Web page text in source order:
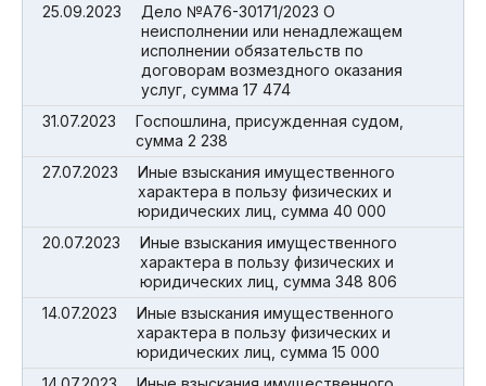
25.09.2023
Дело №А76-30171/2023 О
неисполнении или ненадлежащем
исполнении обязательств по
договорам возмездного оказания
услуг, сумма 17 474
31.07.2023
Госпошлина, присужденная судом,
сумма 2 238
27.07.2023
Иные взыскания имущественного
характера в пользу физических и
юридических лиц, сумма 40 000
20.07.2023
Иные взыскания имущественного
характера в пользу физических и
юридических лиц, сумма 348 806
14.07.2023
Иные взыскания имущественного
характера в пользу физических и
юридических лиц, сумма 15 000